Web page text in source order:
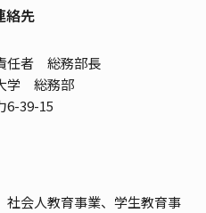
絡先
任者 総務部長
学 総務部
6-39-15
社会人教育事業、学生教育事